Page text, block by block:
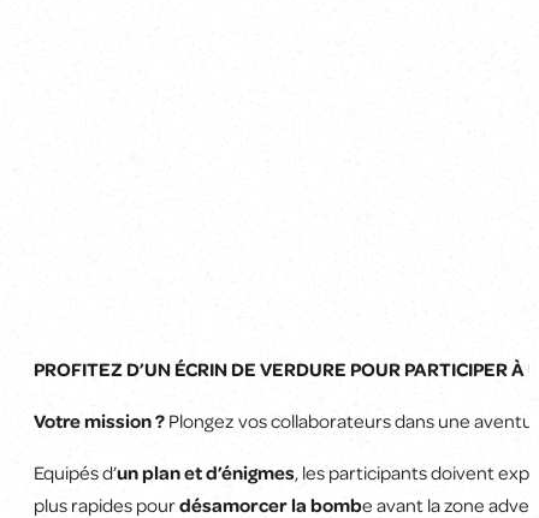
PROFITEZ D’UN ÉCRIN DE VERDURE POUR PARTICIPER
Votre mission ? Plongez vos collaborateurs dans une
Equipés d’un plan et d’énigmes, les participants doivent
plus rapides pourdésamorcer la bombe avant la zone